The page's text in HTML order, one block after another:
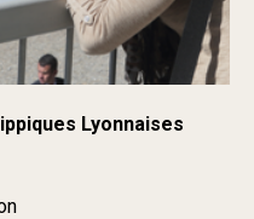
Lyonnaises